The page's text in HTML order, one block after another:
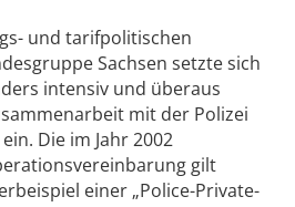
und tarifpolitischen
Sachsen setzte sich
intensiv und überaus
mit der Polizei
Die im Jahr 2002
gilt
einer „Police-Private-